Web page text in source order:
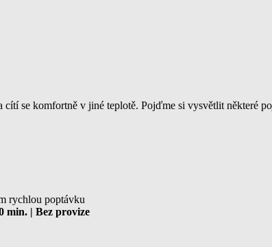
se komfortně v jiné teplotě. Pojďme si vysvětlit některé
rychlou poptávku
min. | Bez provize